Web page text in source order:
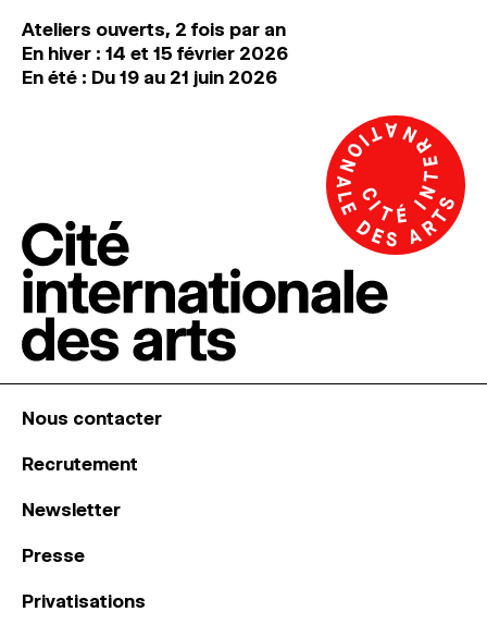
Ateliers ouverts, 2 fois par an
En hiver : 14 et 15 février 2026
En été : Du 19 au 21 juin 2026
Nous contacter
Recrutement
Newsletter
Presse
Privatisations